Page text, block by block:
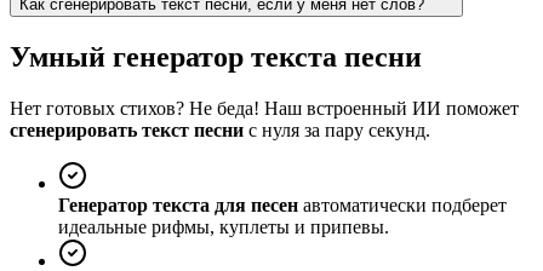
Как сгенерировать текст песни, если у меня нет слов?
Умный генератор текста песни
Нет готовых стихов? Не беда! Наш встроенный ИИ поможет
сгенерировать текст песни с нуля за пару секунд.
Генератор текста для песен автоматически подберет
идеальные рифмы, куплеты и припевы.